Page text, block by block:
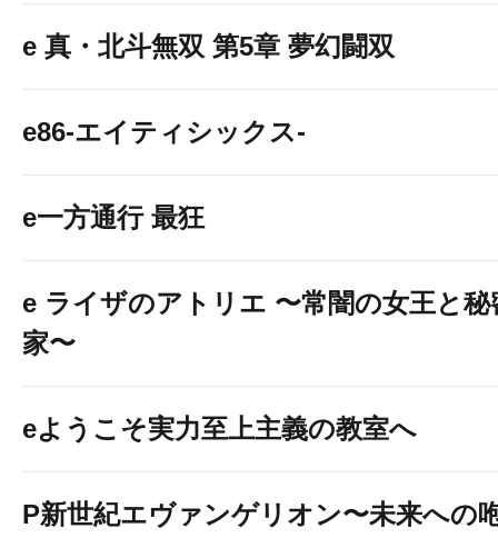
e 真・北斗無双 第5章 夢幻闘双
e86-エイティシックス-
e一方通行 最狂
e ライザのアトリエ 〜常闇の女王と秘
家〜
eようこそ実力至上主義の教室へ
P新世紀エヴァンゲリオン〜未来への